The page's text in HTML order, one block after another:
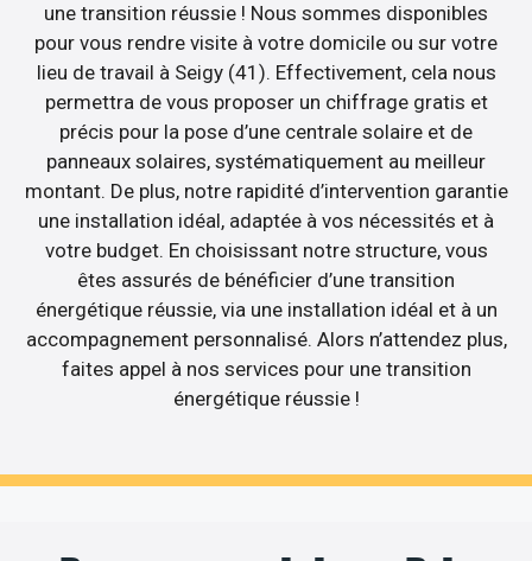
une transition réussie ! Nous sommes disponibles
pour vous rendre visite à votre domicile ou sur votre
lieu de travail à Seigy (41). Effectivement, cela nous
permettra de vous proposer un chiffrage gratis et
précis pour la pose d’une centrale solaire et de
panneaux solaires, systématiquement au meilleur
montant. De plus, notre rapidité d’intervention garantie
une installation idéal, adaptée à vos nécessités et à
votre budget. En choisissant notre structure, vous
êtes assurés de bénéficier d’une transition
énergétique réussie, via une installation idéal et à un
accompagnement personnalisé. Alors n’attendez plus,
faites appel à nos services pour une transition
énergétique réussie !